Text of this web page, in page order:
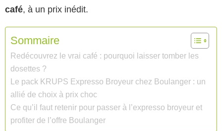
café, à un prix inédit.
Sommaire
Redécouvrez le vrai café : pourquoi laisser tomber les
dosettes ?
Le pack KRUPS Expresso Broyeur chez Boulanger : un
allié de choix à prix choc
Ce qu’il faut retenir pour passer à l’expresso broyeur et
profiter de l’offre Boulanger